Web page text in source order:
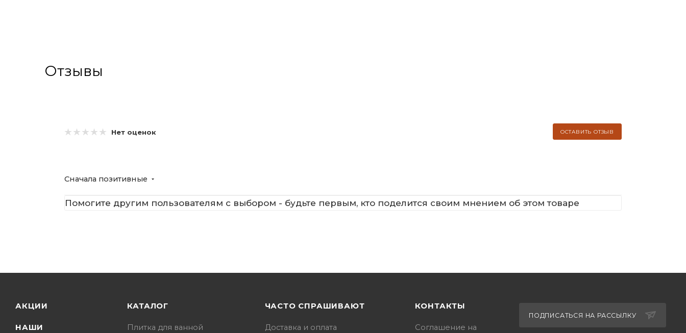
Отзывы
Нет оценок ОСТАВИТЬ ОТЗЫВ
Сначала позитивные
Помогите другим пользователям с выбором - будьте первым, кто поделится своим мнением об этом товаре
АКЦИИ
НАШИ
КАТАЛОГ
Плитка для ванной
ЧАСТО СПРАШИВАЮТ
Доставка и оплата
КОНТАКТЫ
Соглашение на
ПОДПИСАТЬСЯ НА РАССЫЛКУ